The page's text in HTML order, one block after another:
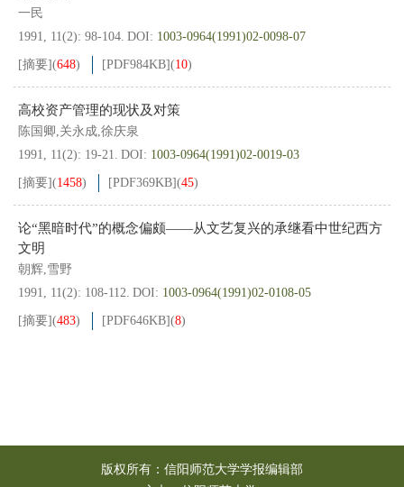
一民
1991, 11(2): 98-104. DOI: 1003-0964(1991)02-0098-07
[摘要](648) [PDF984KB](10)
高校资产管理的现状及对策
陈国卿,关永成,徐庆泉
1991, 11(2): 19-21. DOI: 1003-0964(1991)02-0019-03
[摘要](1458) [PDF369KB](45)
论“黑暗时代”的概念偏颇——从文艺复兴的承继看中世纪西方
文明
朝辉,雪野
1991, 11(2): 108-112. DOI: 1003-0964(1991)02-0108-05
[摘要](483) [PDF646KB](8)
版权所有：信阳师范大学学报编辑部